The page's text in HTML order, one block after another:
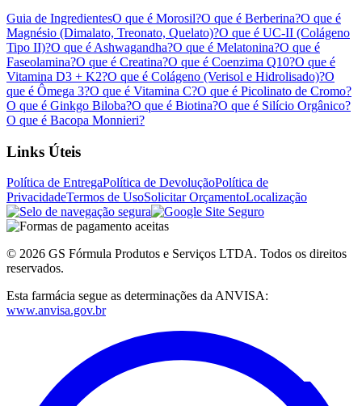
Guia de IngredientesO que é Morosil?O que é Berberina?O que é
Magnésio (Dimalato, Treonato, Quelato)?O que é UC-II (Colágeno
Tipo II)?O que é Ashwagandha?O que é Melatonina?O que é
Faseolamina?O que é Creatina?O que é Coenzima Q10?O que é
Vitamina D3 + K2?O que é Colágeno (Verisol e Hidrolisado)?O
que é Ômega 3?O que é Vitamina C?O que é Picolinato de Cromo?
O que é Ginkgo Biloba?O que é Biotina?O que é Silício Orgânico?
O que é Bacopa Monnieri?
Links Úteis
Política de EntregaPolítica de DevoluçãoPolítica de
PrivacidadeTermos de UsoSolicitar OrçamentoLocalização
© 2026 GS Fórmula Produtos e Serviços LTDA. Todos os direitos
reservados.
Esta farmácia segue as determinações da ANVISA:
www.anvisa.gov.br